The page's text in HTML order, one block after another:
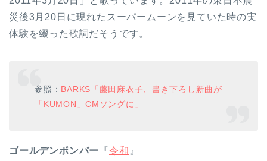
災後3月20日に現れたスーパームーンを見ていた時の実
体験を綴った歌詞だそうです。
参照： BARKS「藤田麻衣子、書き下ろし新曲が
「KUMON」CMソングに」
ゴールデンボンバー 『令和 』